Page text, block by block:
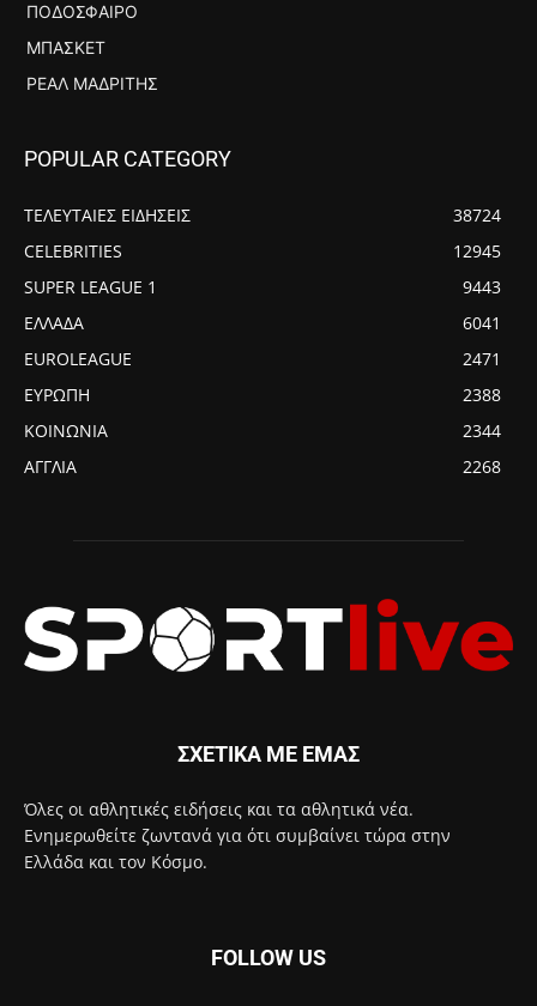
ΠΟΔΌΣΦΑΙΡΟ
ΜΠΆΣΚΕΤ
ΡΕΆΛ ΜΑΔΡΊΤΗΣ
POPULAR CATEGORY
ΤΕΛΕΥΤΑΙΕΣ ΕΙΔΗΣΕΙΣ
38724
CELEBRITIES
12945
SUPER LEAGUE 1
9443
ΕΛΛΑΔΑ
6041
EUROLEAGUE
2471
ΕΥΡΩΠΗ
2388
ΚΟΙΝΩΝΙΑ
2344
ΑΓΓΛΙΑ
2268
ΣΧΕΤΙΚΑ ΜΕ ΕΜΑΣ
Όλες οι αθλητικές ειδήσεις και τα αθλητικά νέα.
Ενημερωθείτε ζωντανά για ότι συμβαίνει τώρα στην
Ελλάδα και τον Κόσμο.
FOLLOW US